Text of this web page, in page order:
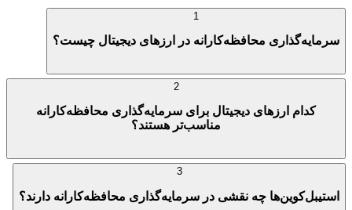
سرمایه‌گذاری محافظه‌کارانه در ارزهای دیجیتال چیست؟
کدام ارزهای دیجیتال برای سرمایه‌گذاری محافظه‌کارانه
مناسب‌تر هستند؟
استیبل‌کوین‌ها چه نقشی در سرمایه‌گذاری محافظه‌کارانه دارند؟